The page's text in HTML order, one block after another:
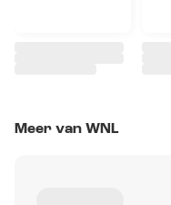
Meer van WNL